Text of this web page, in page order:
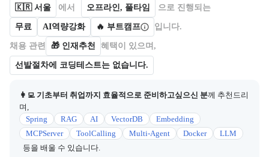
🇰🇷 서울 에서 오프라인, 풀타임 으로 진행되는
무료 AI역량강화 🔥 부트캠프 입니다.
채용 관련 🎁 인재추천 혜택이 있으며,
선발절차에 코딩테스트는 없습니다.
👩‍💻 기초부터 취업까지 효율적으로 준비하고싶으신 분께 추천드리
며,
Spring
RAG AI VectorDB
Embedding
MCPServer
ToolCalling Multi-Agent Docker
LLM
등을 배울 수 있습니다.